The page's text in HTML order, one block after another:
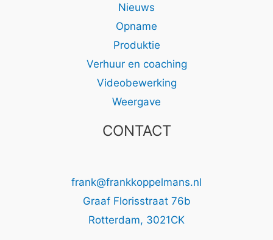
Nieuws
Opname
Produktie
Verhuur en coaching
Videobewerking
Weergave
CONTACT
frank@frankkoppelmans.nl
Graaf Florisstraat 76b
Rotterdam, 3021CK